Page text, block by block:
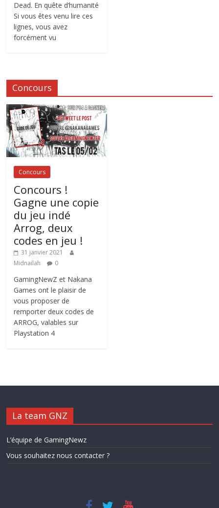
Dead. En quête d’humanité
Si vous êtes venu lire ces
lignes, vous avez
forcément vu
Concours
Concours
Concours !
Gagne une copie
du jeu indé
Arrog, deux
codes en jeu !
31 janvier 2021
Midnailah
0
GamingNewZ et Nakana
Games ont le plaisir de
vous proposer de
remporter deux codes de
ARROG, valables sur
Playstation 4
La team GNZ
L’équipe de GamingNewz
Vous souhaitez nous contacter ?